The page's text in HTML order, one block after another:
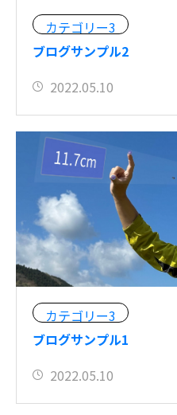
カテゴリー3
ブログサンプル2
2022.05.10
カテゴリー3
ブログサンプル1
2022.05.10